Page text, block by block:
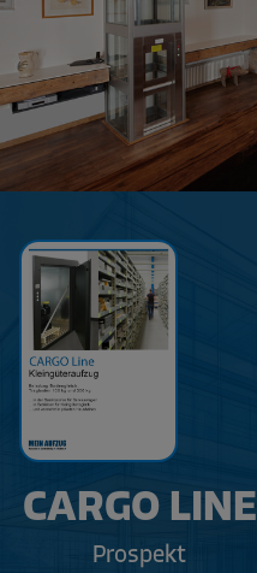
CARGO LINE
Prospekt